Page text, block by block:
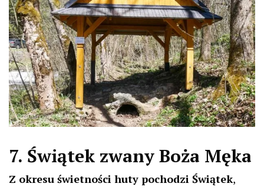
7. Świątek zwany Boża Męka
Z okresu świetności huty pochodzi Świątek,